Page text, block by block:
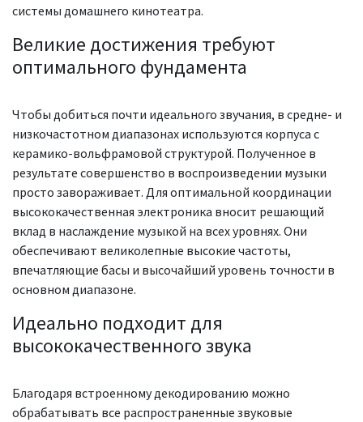
системы домашнего кинотеатра.
Великие достижения требуют
оптимального фундамента
Чтобы добиться почти идеального звучания, в средне- и
низкочастотном диапазонах используются корпуса с
керамико-вольфрамовой структурой. Полученное в
результате совершенство в воспроизведении музыки
просто завораживает. Для оптимальной координации
высококачественная электроника вносит решающий
вклад в наслаждение музыкой на всех уровнях. Они
обеспечивают великолепные высокие частоты,
впечатляющие басы и высочайший уровень точности в
основном диапазоне.
Идеально подходит для
высококачественного звука
Благодаря встроенному декодированию можно
обрабатывать все распространенные звуковые